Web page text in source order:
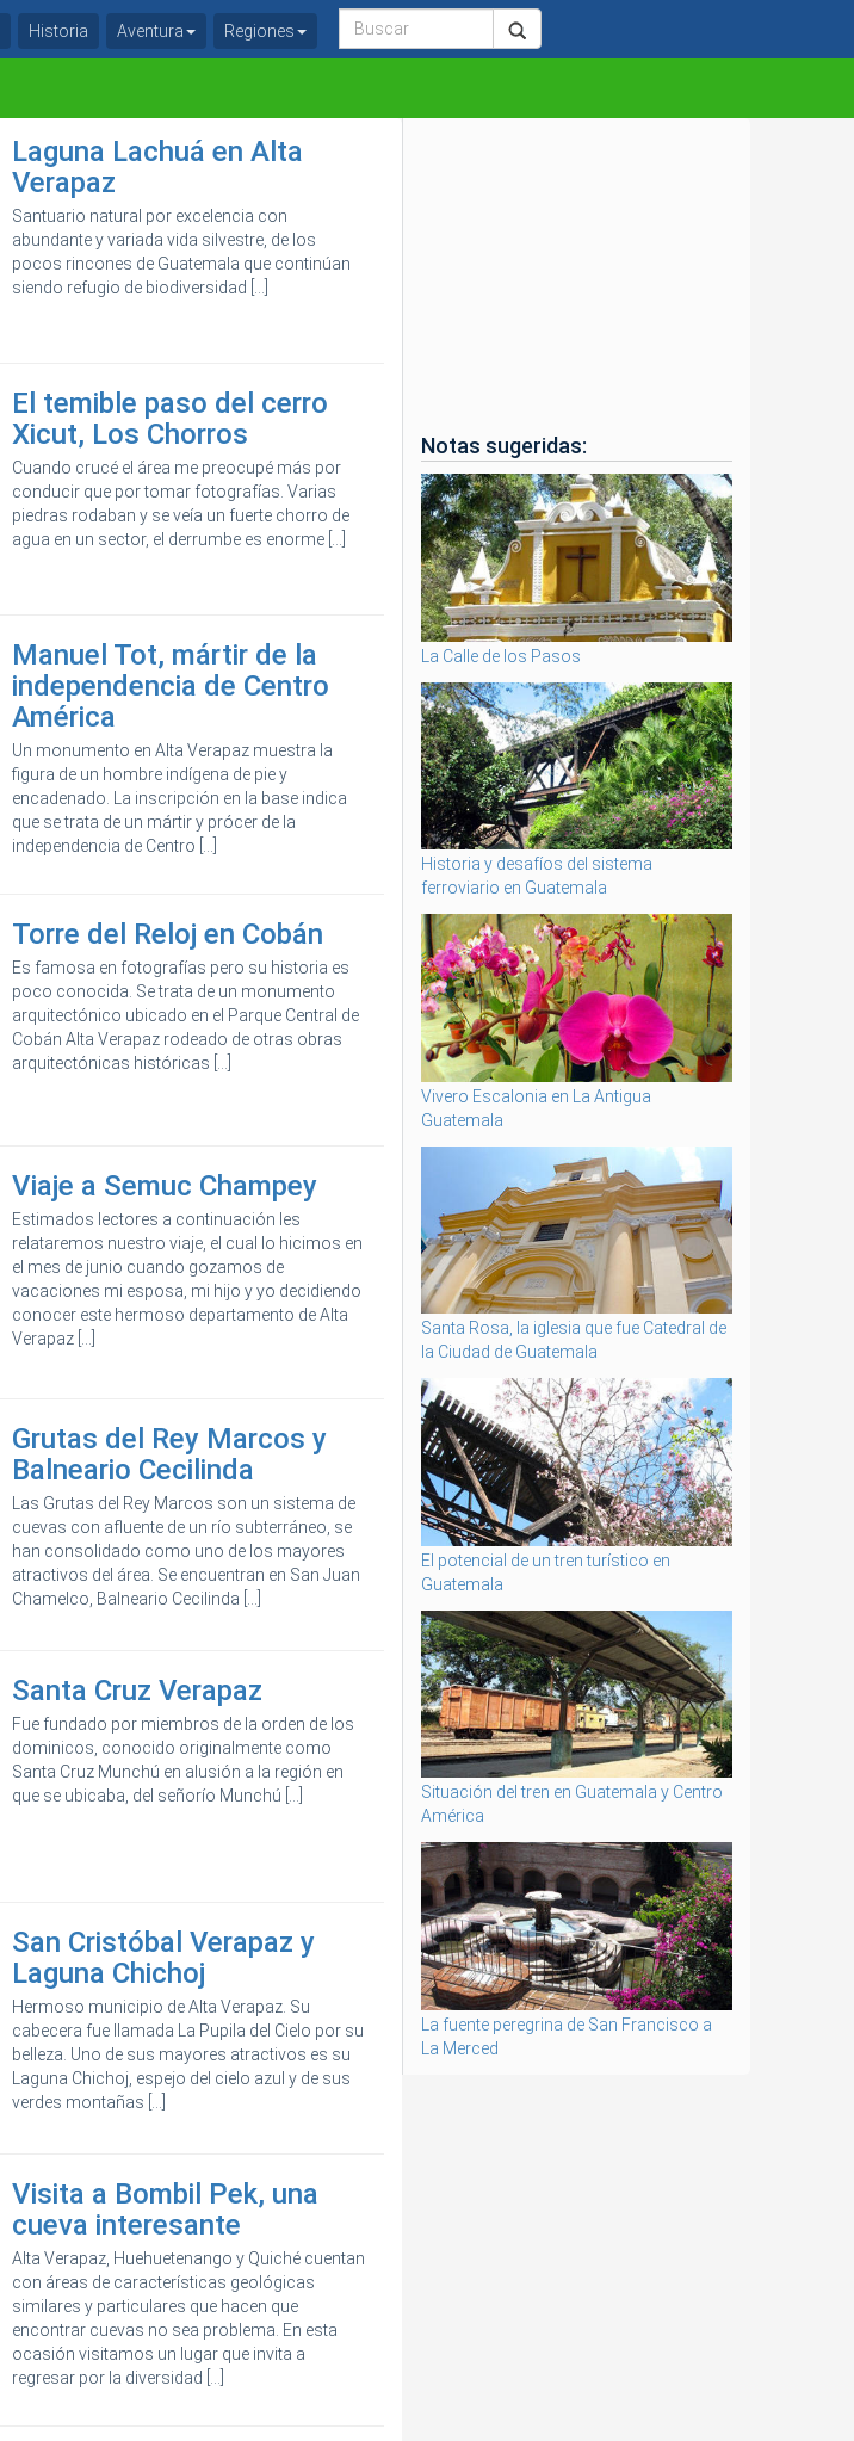
Laguna Lachuá en Alta
Verapaz
Santuario natural por excelencia con
abundante y variada vida silvestre, de los
pocos rincones de Guatemala que continúan
siendo refugio de biodiversidad [...]
El temible paso del cerro
Xicut, Los Chorros
Cuando crucé el área me preocupé más por
conducir que por tomar fotografías. Varias
piedras rodaban y se veía un fuerte chorro de
agua en un sector, el derrumbe es enorme [...]
Manuel Tot, mártir de la
independencia de Centro
América
Un monumento en Alta Verapaz muestra la
figura de un hombre indígena de pie y
encadenado. La inscripción en la base indica
que se trata de un mártir y prócer de la
independencia de Centro [...]
Torre del Reloj en Cobán
Es famosa en fotografías pero su historia es
poco conocida. Se trata de un monumento
arquitectónico ubicado en el Parque Central de
Cobán Alta Verapaz rodeado de otras obras
arquitectónicas históricas [...]
Viaje a Semuc Champey
Estimados lectores a continuación les
relataremos nuestro viaje, el cual lo hicimos en
el mes de junio cuando gozamos de
vacaciones mi esposa, mi hijo y yo decidiendo
conocer este hermoso departamento de Alta
Verapaz [...]
Grutas del Rey Marcos y
Balneario Cecilinda
Las Grutas del Rey Marcos son un sistema de
cuevas con afluente de un río subterráneo, se
han consolidado como uno de los mayores
atractivos del área. Se encuentran en San Juan
Chamelco, Balneario Cecilinda [...]
Santa Cruz Verapaz
Fue fundado por miembros de la orden de los
dominicos, conocido originalmente como
Santa Cruz Munchú en alusión a la región en
que se ubicaba, del señorío Munchú [...]
San Cristóbal Verapaz y
Laguna Chichoj
Hermoso municipio de Alta Verapaz. Su
cabecera fue llamada La Pupila del Cielo por su
belleza. Uno de sus mayores atractivos es su
Laguna Chichoj, espejo del cielo azul y de sus
verdes montañas [...]
Visita a Bombil Pek, una
cueva interesante
Alta Verapaz, Huehuetenango y Quiché cuentan
con áreas de características geológicas
similares y particulares que hacen que
encontrar cuevas no sea problema. En esta
ocasión visitamos un lugar que invita a
regresar por la diversidad [...]
Notas sugeridas:
La Calle de los Pasos
Historia y desafíos del sistema
ferroviario en Guatemala
Vivero Escalonia en La Antigua
Guatemala
Santa Rosa, la iglesia que fue Catedral de
la Ciudad de Guatemala
El potencial de un tren turístico en
Guatemala
Situación del tren en Guatemala y Centro
América
La fuente peregrina de San Francisco a
La Merced
Historia Aventura Regiones